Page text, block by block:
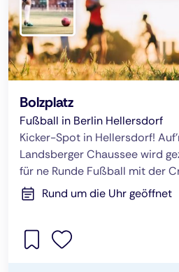
Bolzplatz
Fußball in Berlin Hellersdorf
Kicker-Spot in Hellersdorf!
Landsberger Chaussee wird
für ne Runde Fußball mit der
Rund um die Uhr geöffnet